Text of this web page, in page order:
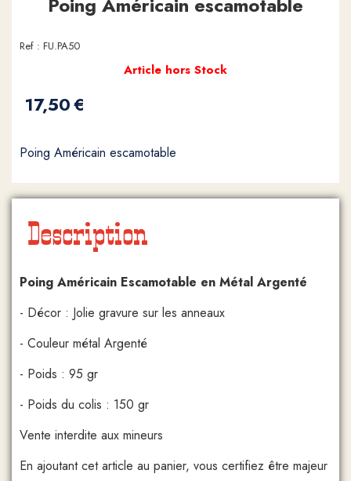
Ref : FU.PA50
17,50€
Article hors Stock
Poing Américain escamotable
Description
Poing Américain Escamotable en Métal Argenté
- Décor : Jolie gravure sur les anneaux
- Couleur métal Argenté
- Poids : 95 gr
- Poids du colis : 150 gr
Vente interdite aux mineurs
En ajoutant cet article au panier, vous certifiez être majeur